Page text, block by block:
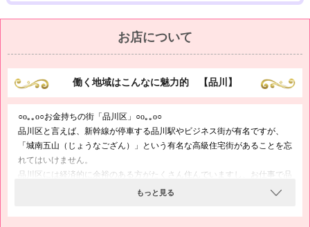
優良会員様の数は当グループで数万人以上！
業界平均以上の宣伝広告費をかけているので、毎日のようにたくさんのお
客様がご来店されています。お店について
働く地域はこんなに魅力的 【品川】
○o｡｡o○お金持ちの街「品川区」○o｡｡o○
品川区と言えば、新幹線が停車する品川駅やビジネス街が有名ですが、
「城南五山（じょうなござん）」という有名な高級住宅街があることを忘
れてはいけません。
品川区には経済的に余裕のある方がたくさん住んでいますし、お仕事で品
川区に訪れるVIPも多いため、高級エステである当店も不況知らずです♪
もっと見る